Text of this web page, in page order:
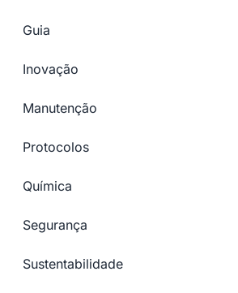
Guia
Inovação
Manutenção
Protocolos
Química
Segurança
Sustentabilidade